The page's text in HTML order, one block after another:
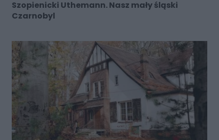
Szopienicki Uthemann. Nasz mały śląski
Czarnobyl